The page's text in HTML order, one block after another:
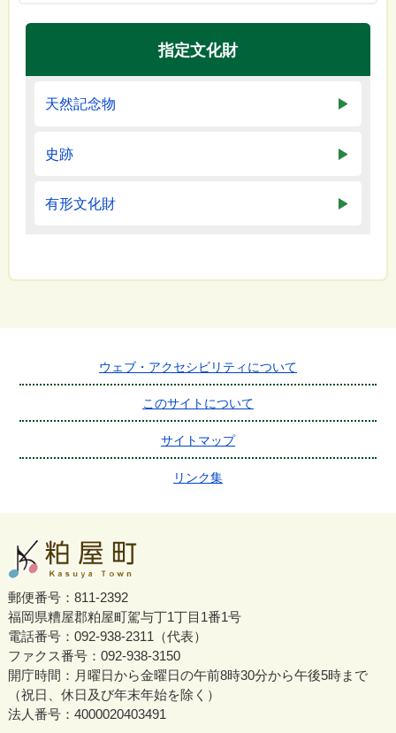
指定文化財
天然記念物
史跡
有形文化財
ウェブ・アクセシビリティについて
このサイトについて
サイトマップ
リンク集
郵便番号：811-2392
福岡県糟屋郡粕屋町駕与丁1丁目1番1号
電話番号：092-938-2311（代表）
ファクス番号：092-938-3150
開庁時間：月曜日から金曜日の午前8時30分から午後5時まで
（祝日、休日及び年末年始を除く）
法人番号：4000020403491